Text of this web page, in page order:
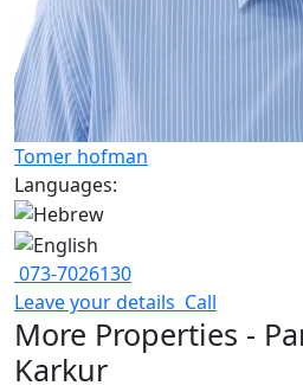
Tomer hofman
Languages:
073-7026130
Leave your details Call
More Properties -
Karkur